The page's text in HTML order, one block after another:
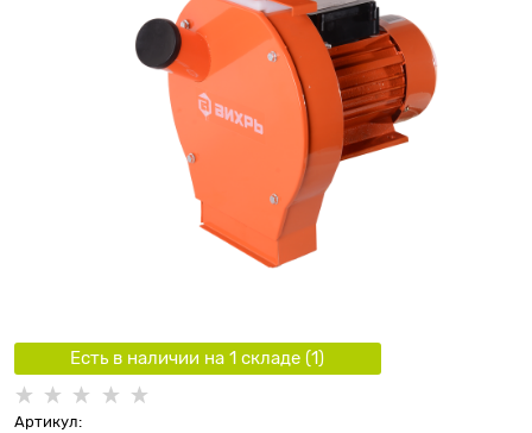
Есть в наличии на 1 складe (1)
Артикул: